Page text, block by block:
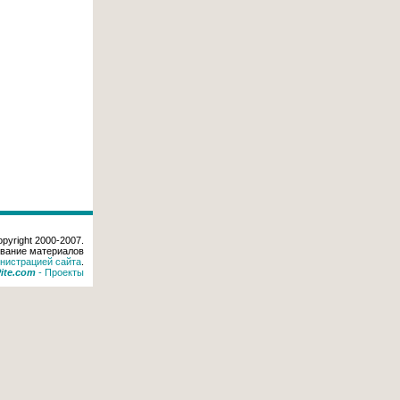
2000-2007.
материалов
сайта
- Проекты